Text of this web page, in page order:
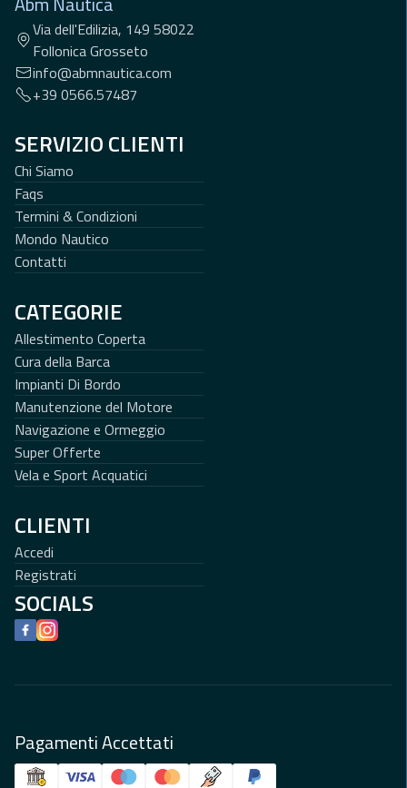
Via dell'Edilizia, 149 58022
Follonica Grosseto
info@abmnautica.com
+39 0566.57487
SERVIZIO CLIENTI
Chi Siamo
Faqs
Termini & Condizioni
Mondo Nautico
Contatti
CATEGORIE
Allestimento Coperta
Cura della Barca
Impianti Di Bordo
Manutenzione del Motore
Navigazione e Ormeggio
Super Offerte
Vela e Sport Acquatici
CLIENTI
Accedi
Registrati
SOCIALS
Facebook
Instagram
Pagamenti Accettati